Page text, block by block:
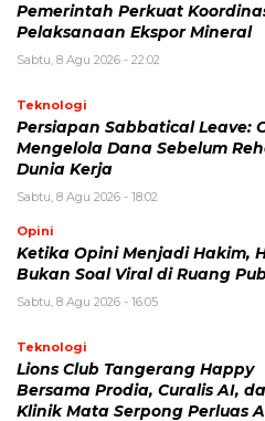
Pemerintah Perkuat
Pelaksanaan Ekspor Mineral
Sabtu, 8 Agu 2026 - 22:02
Teknologi
Persiapan Sabbatical Leave:
Mengelola Dana Sebelum
Dunia Kerja
Sabtu, 8 Agu 2026 - 18:02
Opini
Ketika Opini Menjadi Hakim,
Bukan Soal Viral di Ruang
Sabtu, 8 Agu 2026 - 16:05
Teknologi
Lions Club Tangerang Happy
Bersama Prodia, Curalis AI,
Klinik Mata Serpong Perluas